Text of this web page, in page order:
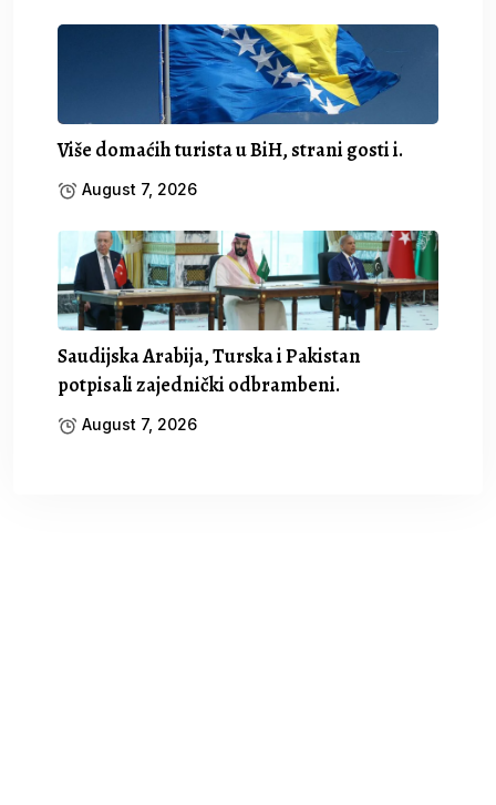
Više domaćih turista u BiH, strani gosti i.
August 7, 2026
Saudijska Arabija, Turska i Pakistan
potpisali zajednički odbrambeni.
August 7, 2026